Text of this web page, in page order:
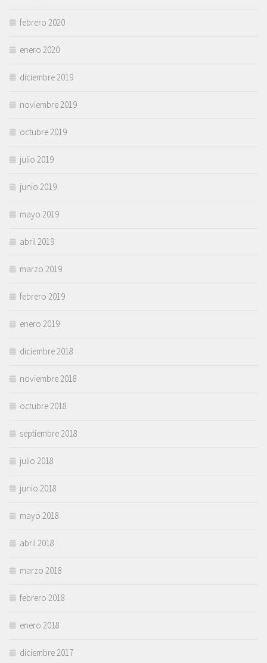
febrero 2020
enero 2020
diciembre 2019
noviembre 2019
octubre 2019
julio 2019
junio 2019
mayo 2019
abril 2019
marzo 2019
febrero 2019
enero 2019
diciembre 2018
noviembre 2018
octubre 2018
septiembre 2018
julio 2018
junio 2018
mayo 2018
abril 2018
marzo 2018
febrero 2018
enero 2018
diciembre 2017